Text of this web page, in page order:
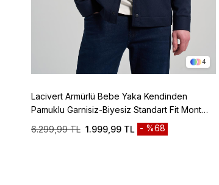
4
Lacivert Armürlü Bebe Yaka Kendinden
Pamuklu Garnisiz-Biyesiz Standart Fit Mont
6.299,99 TL 1.999,99 TL %68